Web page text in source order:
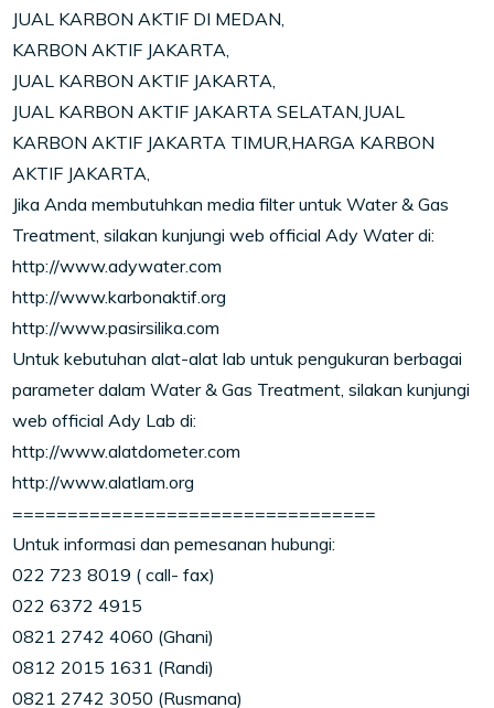
JUAL KARBON AKTIF DI MEDAN,
KARBON AKTIF JAKARTA,
JUAL KARBON AKTIF JAKARTA,
JUAL KARBON AKTIF JAKARTA SELATAN,JUAL
KARBON AKTIF JAKARTA TIMUR,HARGA KARBON
AKTIF JAKARTA,
Jika Anda membutuhkan media filter untuk Water & Gas
Treatment, silakan kunjungi web official Ady Water di:
http://www.adywater.com
http://www.karbonaktif.org
http://www.pasirsilika.com
Untuk kebutuhan alat-alat lab untuk pengukuran berbagai
parameter dalam Water & Gas Treatment, silakan kunjungi
web official Ady Lab di:
http://www.alatdometer.com
http://www.alatlam.org
=================================
Untuk informasi dan pemesanan hubungi:
022 723 8019 ( call- fax)
022 6372 4915
0821 2742 4060 (Ghani)
0812 2015 1631 (Randi)
0821 2742 3050 (Rusmana)